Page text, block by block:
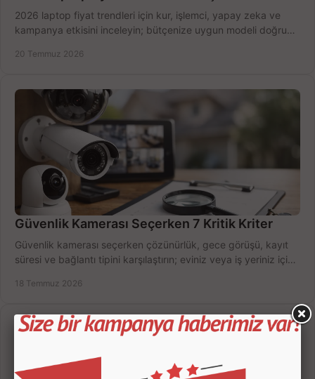
2026 laptop fiyat trendleri için kur, işlemci, yapay zeka ve
kampanya etkisini inceleyin; bütçenize uygun modeli doğru
20 Temmuz 2026
Güvenlik Kamerası Seçerken 7 Kritik Kriter
Güvenlik kamerası seçerken çözünürlük, gece görüşü, kayıt
süresi ve bağlantı tipini karşılaştırın; eviniz veya iş yeriniz için
18 Temmuz 2026